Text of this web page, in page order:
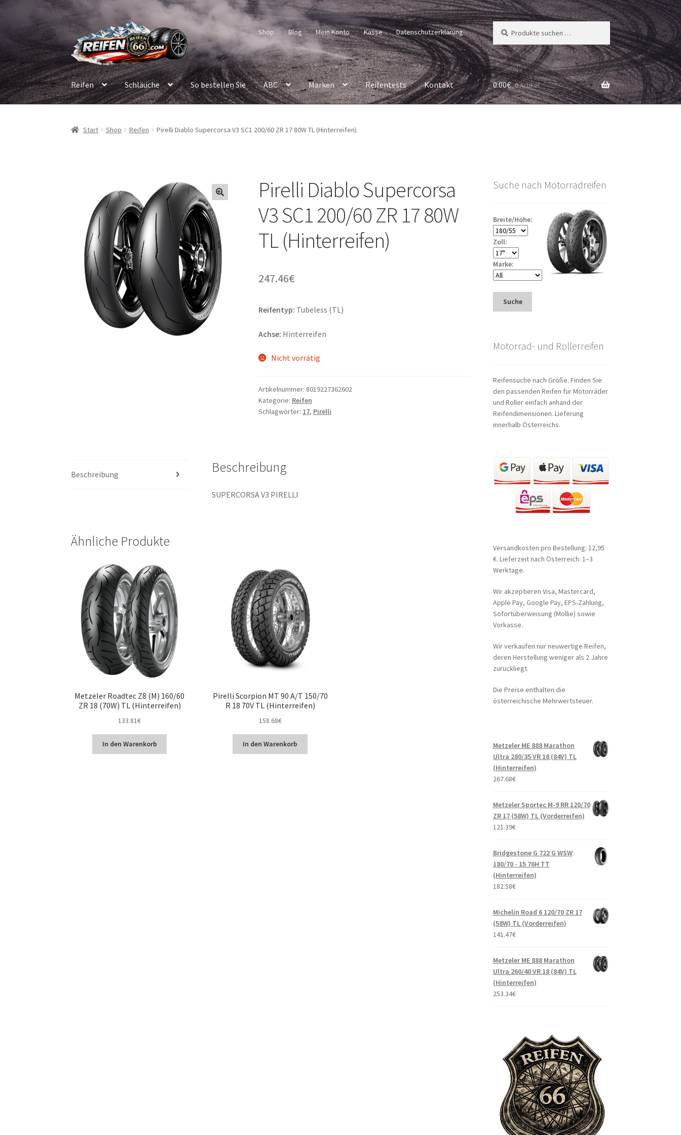
Navigation
springen
Inhalt
springen
Shop Blog Mein Konto Kasse Datenschutzerklärung
Suchen
nach:
Suchen
Reifen Schläuche So bestellen Sie ABC Marken Reifentests Kontakt 0.00€ 0 Artikel
Start Shop Reifen Pirelli Diablo Supercorsa V3 SC1 200/60 ZR 17 80W TL (Hinterreifen)
Pirelli Diablo Supercorsa
V3 SC1 200/60 ZR 17 80W
TL (Hinterreifen)
247.46€
Reifentyp: Tubeless (TL)
Achse: Hinterreifen
Nicht vorrätig
Artikelnummer: 8019227362602
Kategorie: Reifen
Schlagwörter: 17, Pirelli
Beschreibung Beschreibung
SUPERCORSA V3 PIRELLI
Ähnliche Produkte
Metzeler Roadtec Z8 (M) 160/60
ZR 18 (70W) TL (Hinterreifen)
133.81€
In den Warenkorb
Pirelli Scorpion MT 90 A/T 150/70
R 18 70V TL (Hinterreifen)
158.68€
In den Warenkorb
Suche nach Motorradreifen
Breite/Höhe:
Zoll:
Marke:
Suche
Motorrad- und Rollerreifen
Reifensuche nach Größe. Finden Sie
den passenden Reifen für Motorräder
und Roller einfach anhand der
Reifendimensionen. Lieferung
innerhalb Österreichs.
Versandkosten pro Bestellung: 12,95
€. Lieferzeit nach Österreich: 1–3
Werktage.
Wir akzeptieren Visa, Mastercard,
Apple Pay, Google Pay, EPS-Zahlung,
Sofortüberweisung (Mollie) sowie
Vorkasse.
Wir verkaufen nur neuwertige Reifen,
deren Herstellung weniger als 2 Jahre
zurückliegt.
Die Preise enthalten die
österreichische Mehrwertsteuer.
Metzeler ME 888 Marathon
Ultra 280/35 VR 18 (84V) TL
(Hinterreifen)
267.68€
Metzeler Sportec M-9 RR 120/70
ZR 17 (58W) TL (Vorderreifen)
121.39€
Bridgestone G 722 G WSW
180/70 - 15 76H TT
(Hinterreifen)
182.58€
Michelin Road 6 120/70 ZR 17
(58W) TL (Vorderreifen)
141.47€
Metzeler ME 888 Marathon
Ultra 260/40 VR 18 (84V) TL
(Hinterreifen)
253.34€